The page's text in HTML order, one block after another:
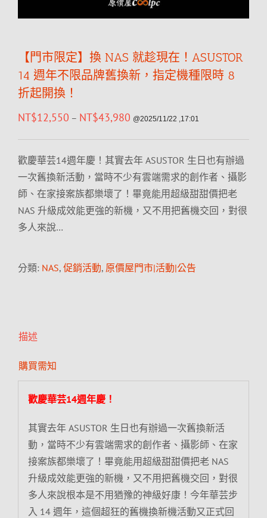
【門市限定】換 NAS 就趁現在！ASUSTOR
14 週年不限品牌舊換新，指定機種限時 8
折起開換！
NT$12,550 – NT$43,980 @2025/11/22 ,17:01
歡慶華芸14週年慶！其實去年 ASUSTOR 生日也有辦過
一次舊換新活動，當時不少有雲端需求的創作者、攝影
師、在家接案族都樂壞了！畢竟能用超級甜甜價把老
NAS 升級成效能更強的新機，又不用把舊機交回，對很
多人來說…
分類: NAS, 促銷活動, 原價屋門市|活動|公告
描述
購買需知
歡慶華芸14週年慶！
其實去年 ASUSTOR 生日也有辦過一次舊換新活
動，當時不少有雲端需求的創作者、攝影師、在家
接案族都樂壞了！畢竟能用超級甜甜價把老 NAS
升級成效能更強的新機，又不用把舊機交回，對很
多人來說根本是不用猶豫的神級好康！今年華芸步
入 14 週年，這個超狂的舊機換新機活動又正式回